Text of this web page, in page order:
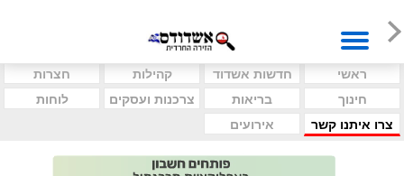
ראשי חדשות אשדוד קהילות
חצרות
חינוך
בריאות צרכנות ועסקים
לוחות
צרו איתנו קשר
אירועים